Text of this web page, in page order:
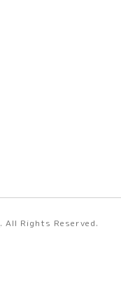
. All Rights Reserved.